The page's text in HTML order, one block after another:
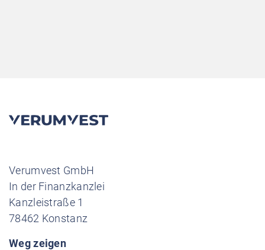
Verumvest GmbH
In der Finanzkanzlei
Kanzleistraße 1
78462 Konstanz
Weg zeigen